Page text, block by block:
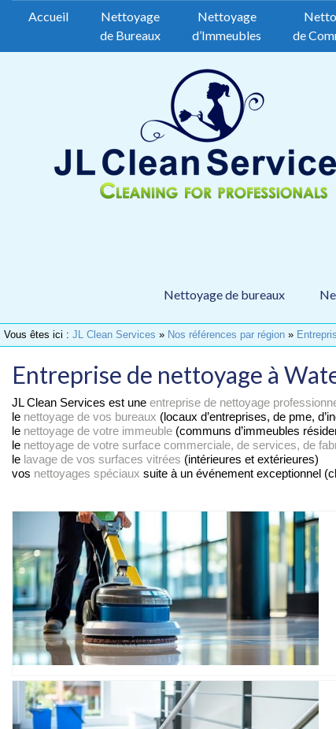
Accueil
Nettoyage
de Bureaux
Nettoyage
d’Immeubles
de
Nettoyage de bureaux
Vous êtes ici : JL Clean Services » Nos références par région »
Entreprise de nettoyage à
JL Clean Services est une entreprise de nettoyage
le nettoyage de vos bureaux (locaux d’entreprises, de pme,
le nettoyage de votre immeuble (communs d’immeubles
le nettoyage de votre surface commerciale, de services, de
le lavage de vos surfaces vitrées (intérieures et extérieures)
vos nettoyages spéciaux suite à un événement exceptionnel